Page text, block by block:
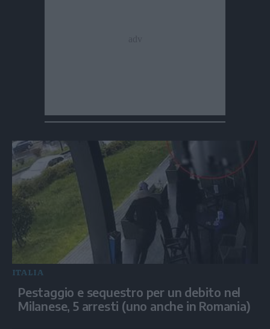
ITALIA
Pestaggio e sequestro per un debito nel
Milanese, 5 arresti (uno anche in Romania)